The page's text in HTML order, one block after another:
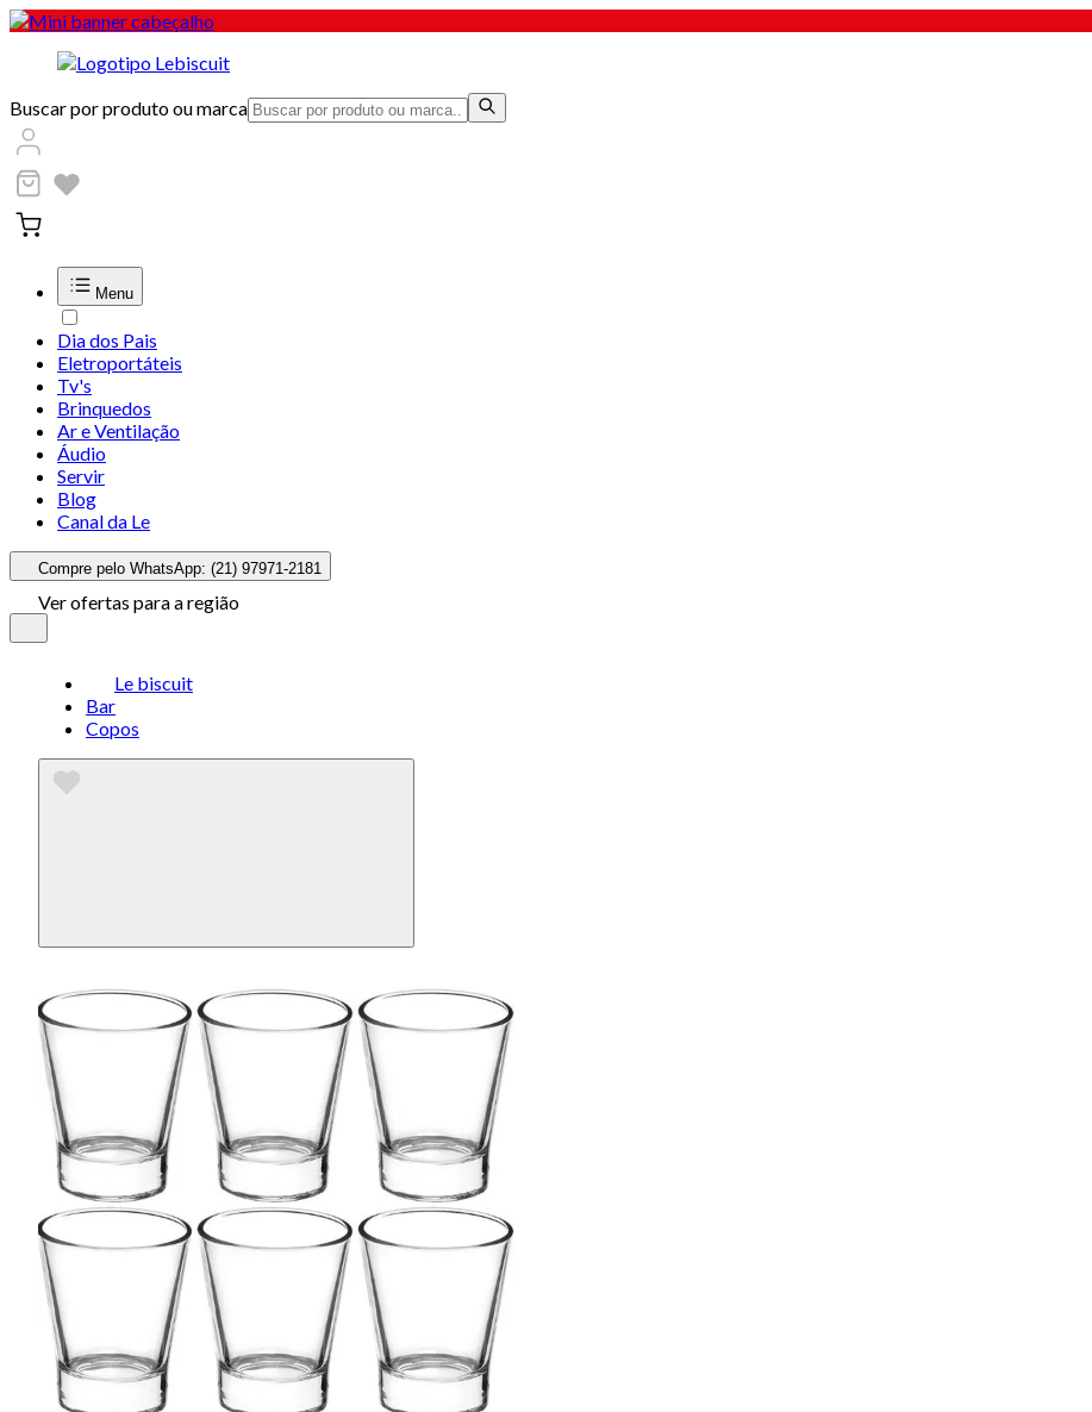
Buscar por produto ou marca
Menu
Dia dos Pais
Eletroportáteis
Tv's
Brinquedos
Ar e Ventilação
Áudio
Servir
Blog
Canal da Le
Compre pelo WhatsApp: (21) 97971-2181
Ver ofertas para a região
Le biscuit
Bar
Copos